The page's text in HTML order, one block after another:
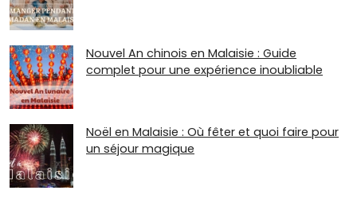
Nouvel An chinois en Malaisie : Guide
complet pour une expérience inoubliable
Noël en Malaisie : Où fêter et quoi faire pour
un séjour magique